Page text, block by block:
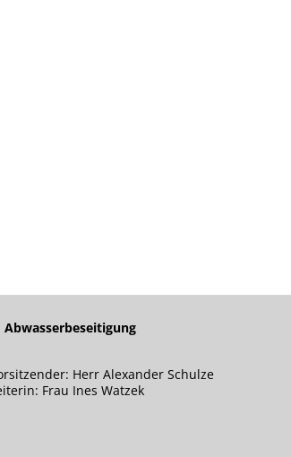
Herr Alexander Schulze
Frau Ines Watzek